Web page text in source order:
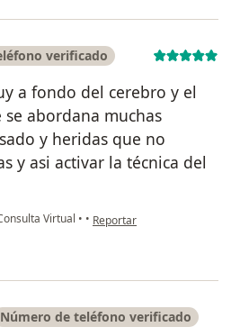
verificado
a fondo del cerebro y el
abordana muchas
y heridas que no
y asi activar la técnica del
Virtual • • en opinión del usuario F.A
Reportar
Número de teléfono verificado